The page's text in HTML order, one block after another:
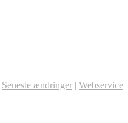
Seneste ændringer | Webservice